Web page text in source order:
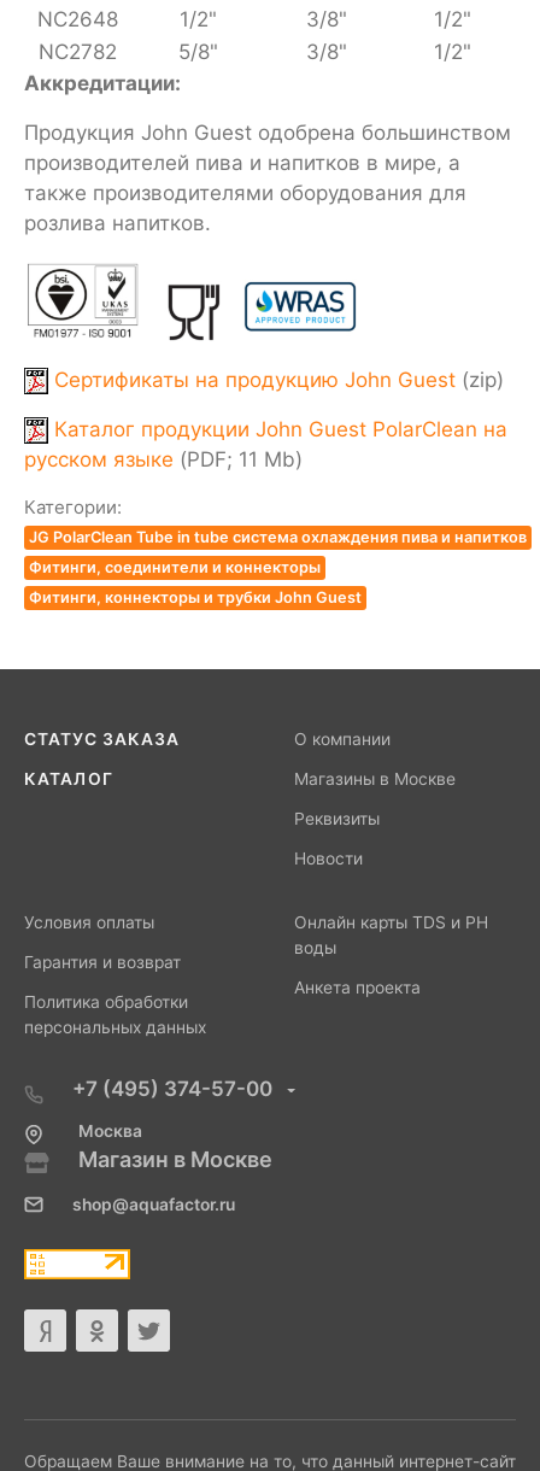
NC2648
1/2" 3/8"
1/2"
NC2782
5/8" 3/8"
1/2"
Аккредитации:
Продукция John Guest одобрена большинством
производителей пива и напитков в мире, а
также производителями оборудования для
розлива напитков.
Сертификаты на продукцию John Guest (zip)
Каталог продукции John Guest PolarClean на
русском языке (PDF; 11 Mb)
Категории:
JG PolarClean Tube in tube система охлаждения пива и напитков
Фитинги, соединители и коннекторы
Фитинги, коннекторы и трубки John Guest
СТАТУС ЗАКАЗА
КАТАЛОГ
О компании
Магазины в Москве
Реквизиты
Новости
Условия оплаты
Гарантия и возврат
Политика обработки
персональных данных
Онлайн карты TDS и PH
воды
Анкета проекта
+7 (495) 374-57-00
Москва
Магазин в Москве
shop@aquafactor.ru
Обращаем Ваше внимание на то, что данный интернет-сайт